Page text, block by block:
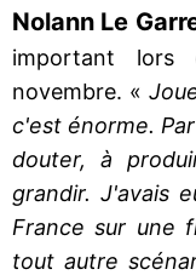
Nolann Le
important lors
novembre. «
c'est énorme.
douter, à
grandir. J'avais
France sur une
tout autre